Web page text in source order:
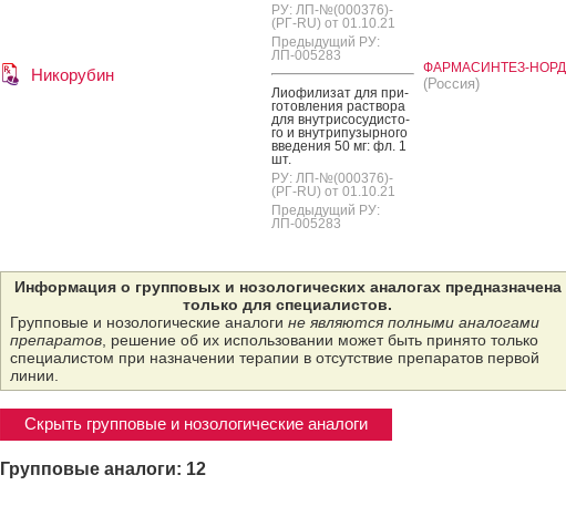
Никорубин
РУ: ЛП-№(000376)-
(РГ-RU) от 01.10.21
Предыдущий РУ:
ЛП-005283
Ли­офи­лизат для при­
готов­ле­ния рас­тво­ра
для внут­ри­сосу­дис­то­
го и внут­ри­пузыр­но­го
вве­дения 50 мг: фл. 1
шт.
РУ: ЛП-№(000376)-
(РГ-RU) от 01.10.21
Предыдущий РУ:
ЛП-005283
ФАРМАСИНТЕЗ-НОРД
(Россия)
Информация о групповых и нозологических аналогах предназначена
только для специалистов.
Групповые и нозологические аналоги не являются полными аналогами
препаратов, решение об их использовании может быть принято только
специалистом при назначении терапии в отсутствие препаратов первой
линии.
Скрыть групповые и нозологические аналоги
Групповые аналоги: 12